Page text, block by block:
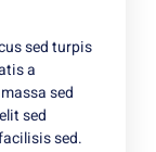
sed turpis
a
sed
sed
sed.